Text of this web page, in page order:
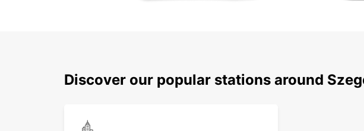
Discover our popular stations around